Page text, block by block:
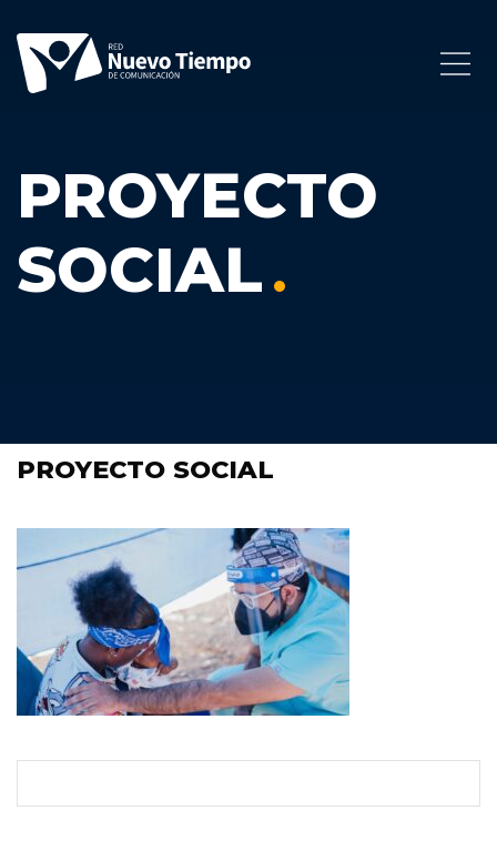
PROYECTO
SOCIAL
PROYECTO SOCIAL